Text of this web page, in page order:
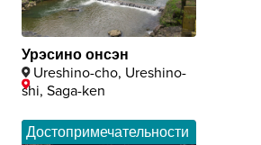
Урэсино онсэн
Ureshino-cho, Ureshino-
shi, Saga-ken
Достопримечательности